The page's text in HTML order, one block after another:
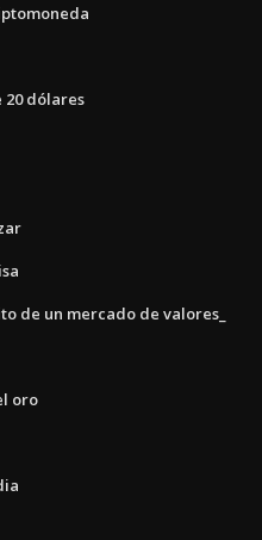
dólares
de un mercado de valores_
oro